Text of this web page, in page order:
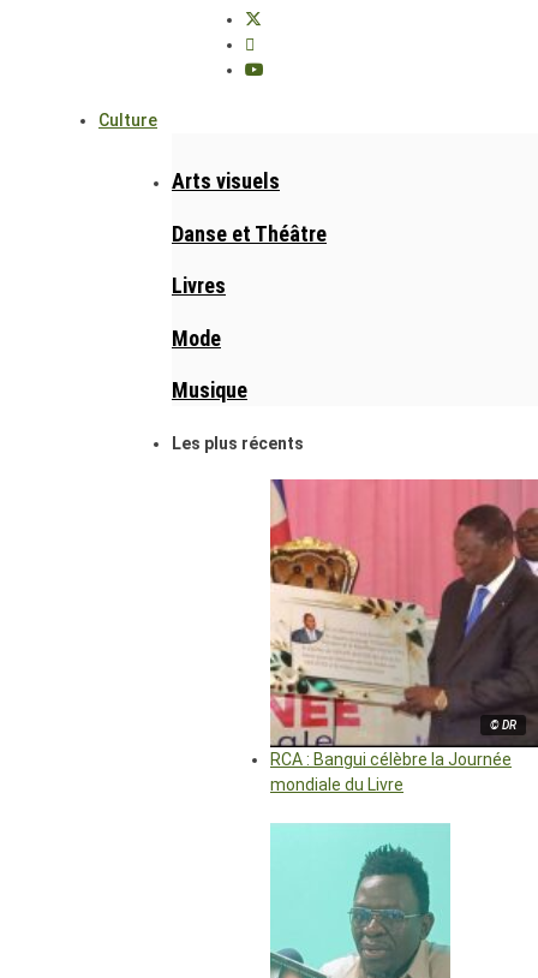
Culture
Arts visuels
Danse et Théâtre
Livres
Mode
Musique
Les plus récents
© DR
RCA : Bangui célèbre la Journée
mondiale du Livre